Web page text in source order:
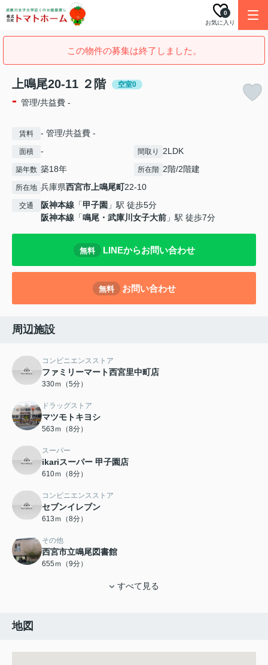
お気に入り
0
この物件の募集は終了しました。
上鳴尾20-11 ２階 空室0
- 管理/共益費 -
賃料 - 管理/共益費 -
面積 - 間取り 2LDK
築年数 築18年 所在階 2階/2階建
所在地 兵庫県西宮市 上鳴尾町22-10
交通 阪神本線 「甲子園 」駅 徒歩5分
阪神本線 「鳴尾・武庫川女子大前 」駅 徒歩7分
無料 LINEからお問い合わせ
無料 お問い合わせ
周辺施設
コンビニエンスストア
ファミリーマート西宮里中町店
330ｍ（5分）
ドラッグストア
マツモトキヨシ
563ｍ（8分）
スーパー
ikariスーパー 甲子園店
610ｍ（8分）
コンビニエンスストア
セブンイレブン
613ｍ（8分）
その他
西宮市立鳴尾図書館
655ｍ（9分）
すべて見る
地図